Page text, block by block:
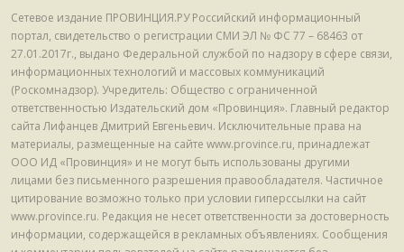
Сетевое издание ПРОВИНЦИЯ.РУ Российский информационный
портал, свидетельство о регистрации СМИ ЭЛ № ФС 77 – 68463 от
27.01.2017г., выдано Федеральной службой по надзору в сфере связи,
информационных технологий и массовых коммуникаций
(Роскомнадзор). Учредитель: Общество с ограниченной
ответственностью Издательский дом «Провинция». Главный редактор
сайта Лифанцев Дмитрий Евгеньевич. Исключительные права на
материалы, размещенные на сайте www.province.ru, принадлежат
ООО ИД «Провинция» и не могут быть использованы другими
лицами без письменного разрешения правообладателя. Частичное
цитирование возможно только при условии гиперссылки на сайт
www.province.ru. Редакция не несет ответственности за достоверность
информации, содержащейся в рекламных объявлениях. Сообщения